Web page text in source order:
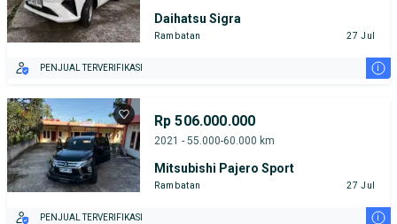
Daihatsu Sigra
Rambatan 27 Jul
PENJUAL TERVERIFIKASI i
Rp 506.000.000
2021 - 55.000-60.000 km
Mitsubishi Pajero Sport
Rambatan 27 Jul
PENJUAL TERVERIFIKASI i